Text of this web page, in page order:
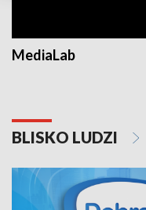
MediaLab
BLISKO LUDZI